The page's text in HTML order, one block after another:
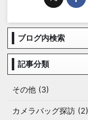
ブログ内検索
記事分類
その他 (3)
カメラバッグ探訪 (2)